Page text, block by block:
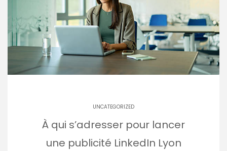
UNCATEGORIZED
À qui s’adresser pour lancer
une publicité LinkedIn Lyon